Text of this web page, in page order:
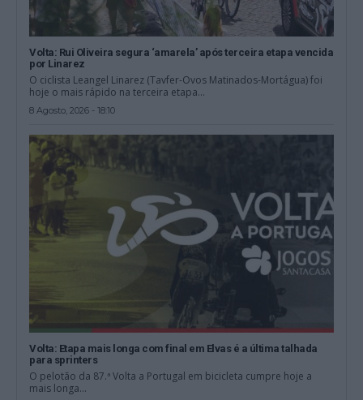
Volta: Rui Oliveira segura ‘amarela’ após terceira etapa vencida
por Linarez
O ciclista Leangel Linarez (Tavfer-Ovos Matinados-Mortágua) foi
hoje o mais rápido na terceira etapa...
8 Agosto, 2026 - 18:10
Volta: Etapa mais longa com final em Elvas é a última talhada
para sprinters
O pelotão da 87.ª Volta a Portugal em bicicleta cumpre hoje a
mais longa...